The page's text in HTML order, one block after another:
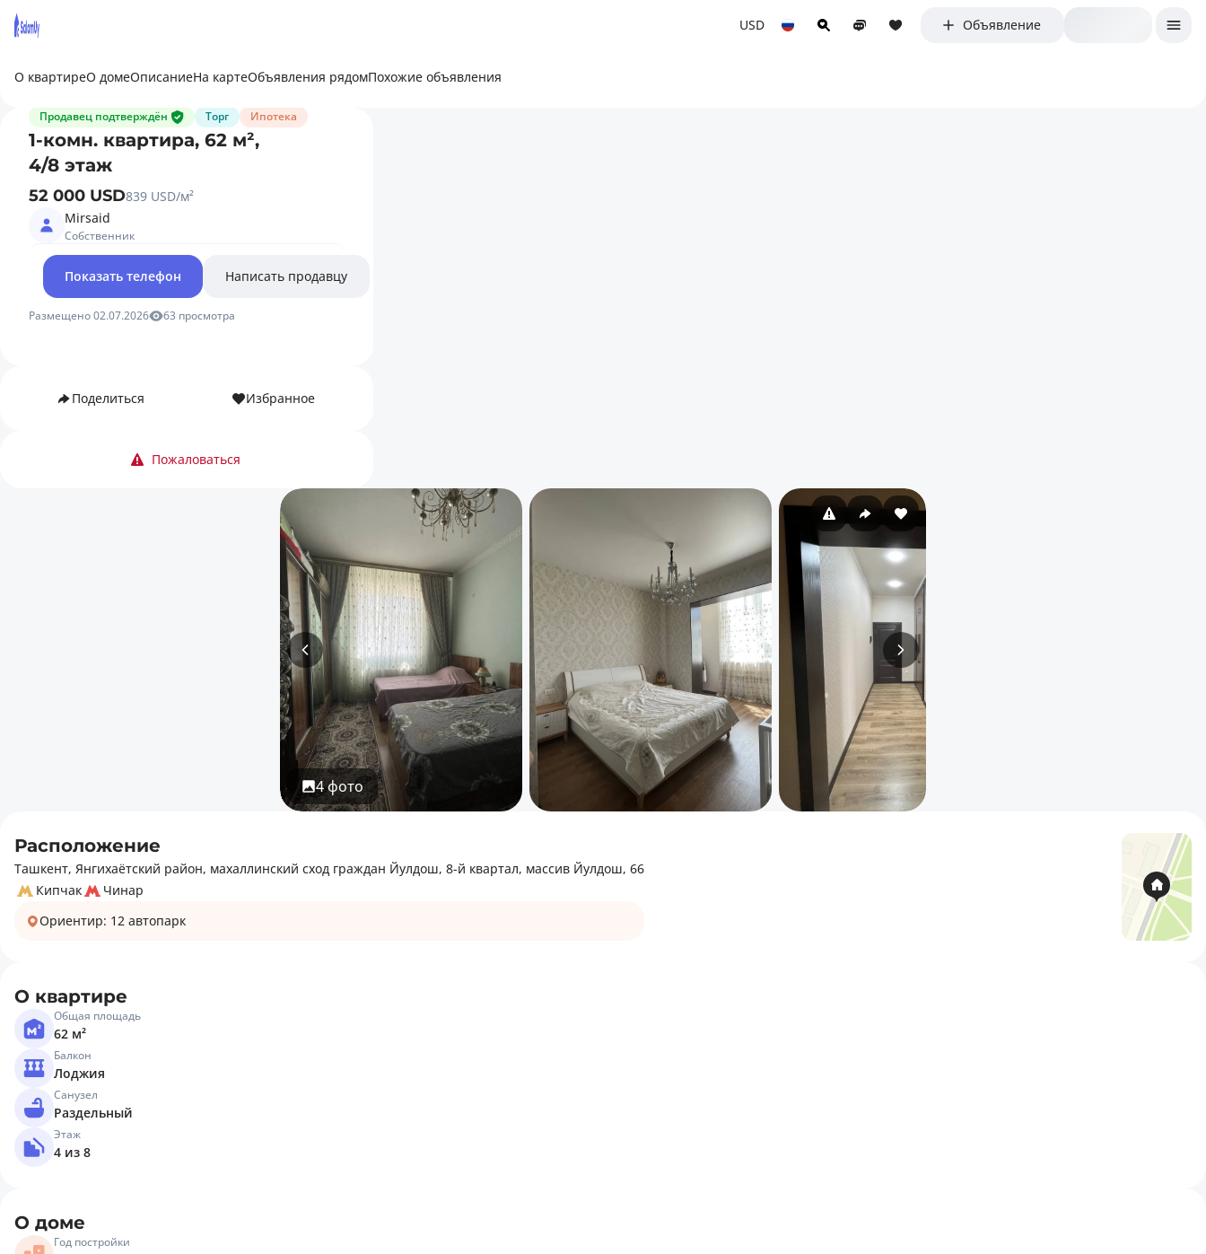
USD Объявление
О квартиреО домеОписаниеНа картеОбъявления рядомПохожие объявления
Продавец подтверждён Торг Ипотека
1-комн. квартира, 62 м²,
4/8 этаж
52 000 USD839 USD/м²
Mirsaid
Собственник
Показать телефон Написать продавцу
Размещено 02.07.2026 63 просмотра
Поделиться Избранное
Пожаловаться
4 фото
Расположение
Ташкент, Янгихаётский район, махаллинский сход граждан Йулдош, 8-й квартал, массив Йулдош, 66
Кипчак
Чинар
Ориентир: 12 автопарк
О квартире
Общая площадь
62 м²
Балкон
Лоджия
Санузел
Раздельный
Этаж
4 из 8
О доме
Год постройки